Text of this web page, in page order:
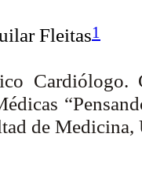
Fleitas1
Cardiólogo.
de